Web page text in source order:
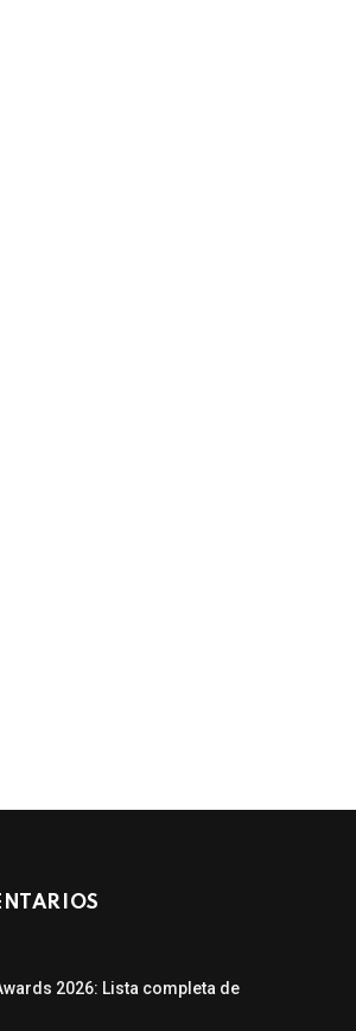
2026: Lista completa de